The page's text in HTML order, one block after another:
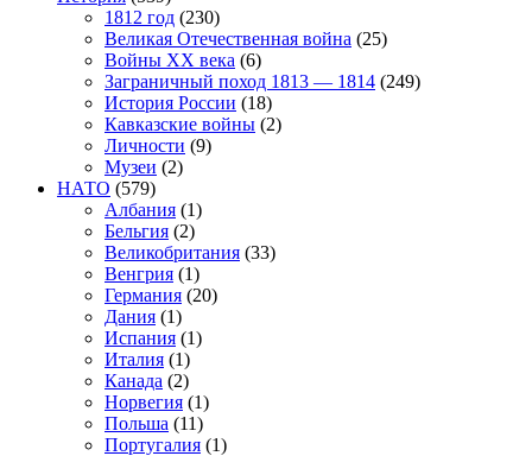
1812 год (230)
Великая Отечественная война (25)
Войны XX века (6)
Заграничный поход 1813 — 1814 (249)
История России (18)
Кавказские войны (2)
Личности (9)
Музеи (2)
НАТО (579)
Албания (1)
Бельгия (2)
Великобритания (33)
Венгрия (1)
Германия (20)
Дания (1)
Испания (1)
Италия (1)
Канада (2)
Норвегия (1)
Польша (11)
Португалия (1)